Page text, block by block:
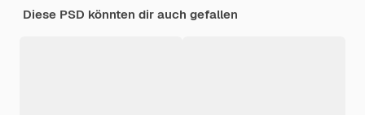
Diese PSD könnten dir auch gefallen